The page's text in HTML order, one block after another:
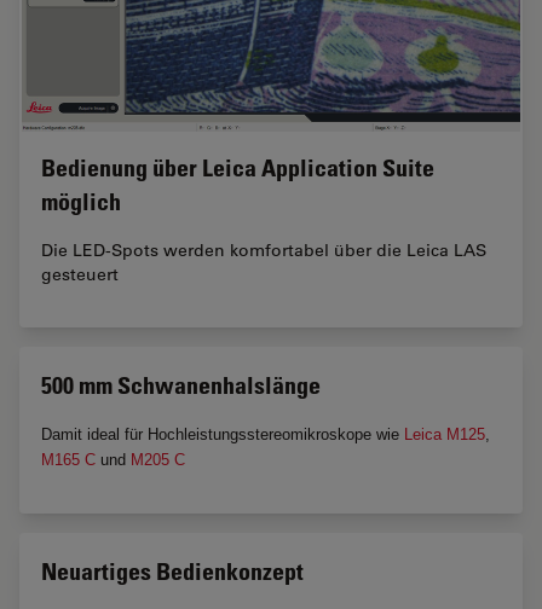
Bedienung über Leica Application Suite
möglich
Die LED-Spots werden komfortabel über die Leica LAS
gesteuert
500 mm Schwanenhalslänge
Damit ideal für Hochleistungsstereomikroskope wie Leica M125
M165 C und M205 C
Neuartiges Bedienkonzept